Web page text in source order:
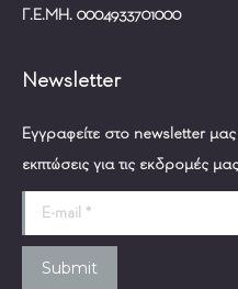
Γ.Ε.ΜΗ. 0004933701000
Newsletter
Εγγραφείτε στο newsletter μας
εκπτώσεις για τις εκδρομές μας
E-mail *
Submit